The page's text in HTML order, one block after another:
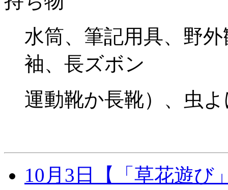
水筒、筆記用具、野
袖、長ズボン
運動靴か長靴）、虫
10月3日【「草花遊び